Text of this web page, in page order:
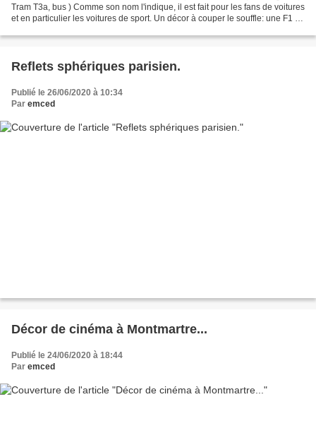
Tram T3a, bus ) Comme son nom l'indique, il est fait pour les fans de voitures
et en particulier les voitures de sport. Un décor à couper le souffle: une F1 au
Reflets sphériques parisien.
Publié le 26/06/2020 à 10:34
Par emced
Décor de cinéma à Montmartre...
Publié le 24/06/2020 à 18:44
Par emced